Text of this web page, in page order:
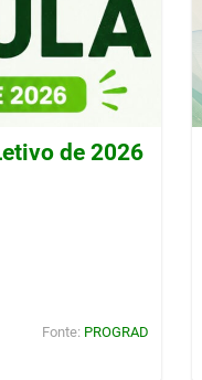
de 2026
Fonte: PROGRAD